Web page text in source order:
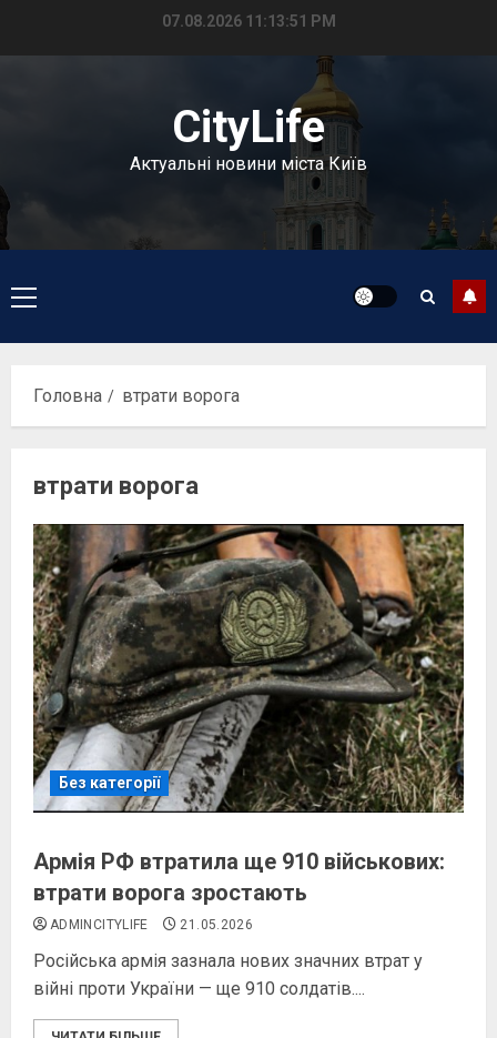
07.08.2026 11:13:51 PM
CityLife
Актуальні новини міста Київ
Головне
меню
Головна втрати ворога
втрати ворога
Без категорії
Армія РФ втратила ще 910 військових:
втрати ворога зростають
ADMINCITYLIFE 21.05.2026
Російська армія зазнала нових значних втрат у
війні проти України — ще 910 солдатів....